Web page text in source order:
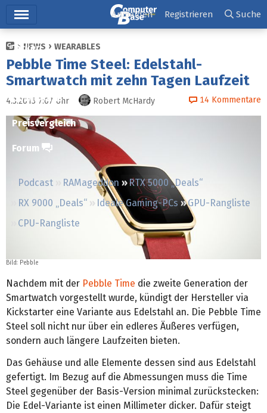
Ticker
Tests
Downloads
Preisvergleich
Forum
Podcast RAMageddon
RTX 5000 „Deals“
RX 9000 „Deals“
Ideale Gaming-PCs
GPU-Rangliste
CPU-Rangliste
Anmelden Registrieren Suche
NEWS WEARABLES
Pebble Time Steel: Edelstahl-
Smartwatch mit zehn Tagen Laufzeit
4.3.2015 7:07 Uhr Robert McHardy 14 Kommentare
Bild: Pebble
Nachdem mit der Pebble Time die zweite Generation der
Smartwatch vorgestellt wurde, kündigt der Hersteller via
Kickstarter eine Variante aus Edelstahl an. Die Pebble Time
Steel soll nicht nur über ein edleres Äußeres verfügen,
sondern auch längere Laufzeiten bieten.
Das Gehäuse und alle Elemente dessen sind aus Edelstahl
gefertigt. Im Bezug auf die Abmessungen muss die Time
Steel gegenüber der Basis-Version minimal zurückstecken:
Die Edel-Variante ist einen Millimeter dicker. Dafür steigt